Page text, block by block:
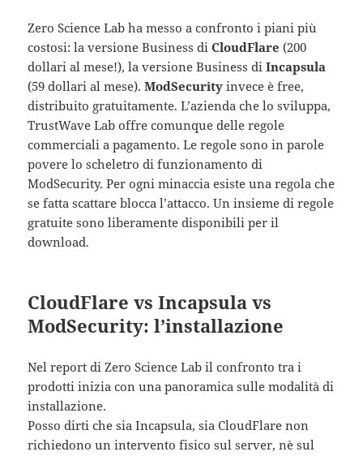
Zero Science Lab ha messo a confronto i piani più
costosi: la versione Business diCloudFlare (200
dollari al mese!), la versione Business diIncapsula
(59 dollari al mese).ModSecurity invece è free,
distribuito gratuitamente. L’azienda che lo sviluppa,
TrustWave Lab offre comunque delle regole
commerciali a pagamento. Le regole sono in parole
povere lo scheletro di funzionamento di
ModSecurity. Per ogni minaccia esiste una regola che
se fatta scattare blocca l’attacco. Un insieme di regole
gratuite sono liberamente disponibili per il
download.
CloudFlare vs Incapsula vs
ModSecurity: l’installazione
Nel report di Zero Science Lab il confronto tra i
prodotti inizia con una panoramica sulle modalità di
installazione.
Posso dirti che sia Incapsula, sia CloudFlare non
richiedono un intervento fisico sul server, nè sul